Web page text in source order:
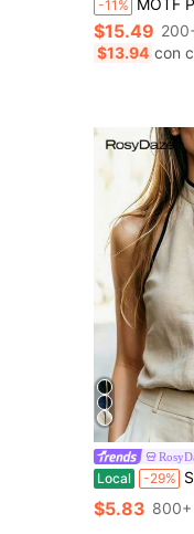
-11% MOTF PREMIUM
$15.49
$13.94 con
Local -29% SHEIN
$5.83